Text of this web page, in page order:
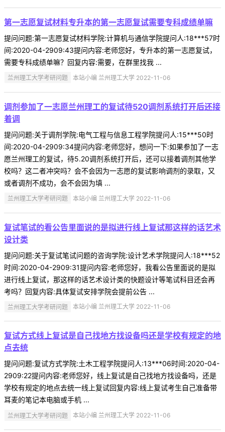
第一志愿复试材料专升本的第一志愿复试需要专科成绩单嘛
提问问题:第一志愿复试材料学院:计算机与通信学院提问人:18***57时
间:2020-04-2909:43提问内容:老师您好，专升本的第一志愿复试，
需要专科成绩单嘛？回复内容:需要，在群里找我 ...
兰州理工大学考研问题 本站小编 兰州理工大学 2022-11-06
调剂参加了一志愿兰州理工的复试待520调剂系统打开后还接
着调
提问问题:关于调剂学院:电气工程与信息工程学院提问人:15***50时
间:2020-04-2909:34提问内容:老师您好，想问一下:如果参加了一志
愿兰州理工的复试，待5.20调剂系统打开后，还可以接着调剂其他学
校吗？这二者冲突吗？会不会因为一志愿的复试影响调剂的录取，又
或者调剂不成功，会不会因为填 ...
兰州理工大学考研问题 本站小编 兰州理工大学 2022-11-06
复试笔试的看公告里面说的是拟进行线上复试那这样的话艺术
设计类
提问问题:关于复试笔试问题的咨询学院:设计艺术学院提问人:18***52
时间:2020-04-2909:31提问内容:老师您好，我看公告里面说的是拟
进行线上复试，那这样的话艺术设计类的快题设计等笔试科目还会再
考吗？回复内容:具体复试安排学院会提前公告 ...
兰州理工大学考研问题 本站小编 兰州理工大学 2022-11-06
复试方式线上复试是自己找地方找设备吗还是学校有规定的地
点去统
提问问题:复试方式学院:土木工程学院提问人:13***06时间:2020-04-
2909:22提问内容:老师您好，线上复试是自己找地方找设备吗，还是
学校有规定的地点去统一线上复试回复内容:线上复试考生自己准备带
耳麦的笔记本电脑或手机 ...
兰州理工大学考研问题 本站小编 兰州理工大学 2022-11-06